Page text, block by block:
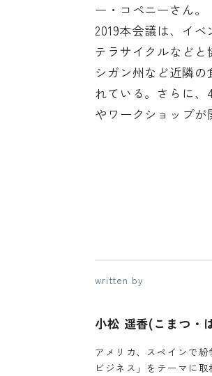
ー・コペニーさん。
2019本会議は、イ
テラサイクルなど
シガン州など近隣
れている。さらに
やワークショップが
written by
小松 遥香(こまつ・
アメリカ、スペインで
ビジネス」をテーマに